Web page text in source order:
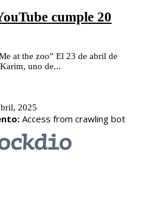
cumple 20
at the zoo” El 23 de abril de
uno de...
2025